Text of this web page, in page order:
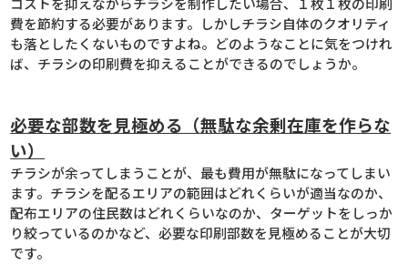
費を節約する必要があります。しかしチラシ自体のクオリティ
も落としたくないものですよね。どのようなことに気をつけれ
ば、チラシの印刷費を抑えることができるのでしょうか。
必要な部数を見極める（無駄な余剰在庫を作らな
い）
チラシが余ってしまうことが、最も費用が無駄になってしまい
ます。チラシを配るエリアの範囲はどれくらいが適当なのか、
配布エリアの住民数はどれくらいなのか、ターゲットをしっか
り絞っているのかなど、必要な印刷部数を見極めることが大切
です。